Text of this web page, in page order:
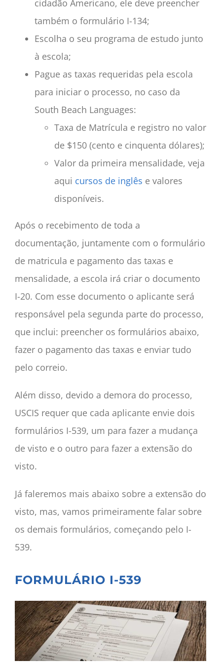
cidadão Americano, ele deve preencher
também o formulário I-134;
Escolha o seu programa de estudo junto
à escola;
Pague as taxas requeridas pela escola
para iniciar o processo, no caso da
South Beach Languages:
Taxa de Matrícula e registro no valor
de $150 (cento e cinquenta dólares);
Valor da primeira mensalidade, veja
aqui cursos de inglês e valores
disponíveis.
Após o recebimento de toda a
documentação, juntamente com o formulário
de matricula e pagamento das taxas e
mensalidade, a escola irá criar o documento
I-20. Com esse documento o aplicante será
responsável pela segunda parte do processo,
que inclui: preencher os formulários abaixo,
fazer o pagamento das taxas e enviar tudo
pelo correio.
Além disso, devido a demora do processo,
USCIS requer que cada aplicante envie dois
formulários I-539, um para fazer a mudança
de visto e o outro para fazer a extensão do
visto.
Já faleremos mais abaixo sobre a extensão do
visto, mas, vamos primeiramente falar sobre
os demais formulários, começando pelo I-
539.
FORMULÁRIO I-539